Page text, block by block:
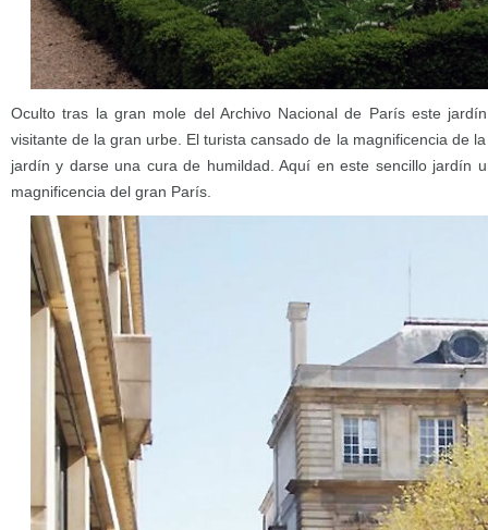
Oculto tras la gran mole del Archivo Nacional de París este
visitante de la gran urbe. El turista cansado de la magnificencia de
jardín y darse una cura de humildad. Aquí en este sencillo jardín
magnificencia del gran París.